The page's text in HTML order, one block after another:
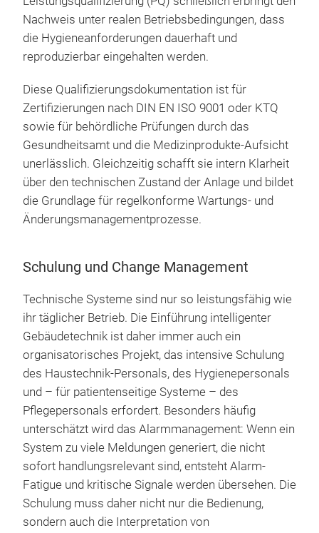
Nachweis unter realen Betriebsbedingungen, dass
die Hygieneanforderungen dauerhaft und
reproduzierbar eingehalten werden.
Diese Qualifizierungsdokumentation ist für
Zertifizierungen nach DIN EN ISO 9001 oder KTQ
sowie für behördliche Prüfungen durch das
Gesundheitsamt und die Medizinprodukte-Aufsicht
unerlässlich. Gleichzeitig schafft sie intern Klarheit
über den technischen Zustand der Anlage und bildet
die Grundlage für regelkonforme Wartungs- und
Änderungsmanagementprozesse.
Schulung und Change Management
Technische Systeme sind nur so leistungsfähig wie
ihr täglicher Betrieb. Die Einführung intelligenter
Gebäudetechnik ist daher immer auch ein
organisatorisches Projekt, das intensive Schulung
des Haustechnik-Personals, des Hygienepersonals
und – für patientenseitige Systeme – des
Pflegepersonals erfordert. Besonders häufig
unterschätzt wird das Alarmmanagement: Wenn ein
System zu viele Meldungen generiert, die nicht
sofort handlungsrelevant sind, entsteht Alarm-
Fatigue und kritische Signale werden übersehen. Die
Schulung muss daher nicht nur die Bedienung,
sondern auch die Interpretation von